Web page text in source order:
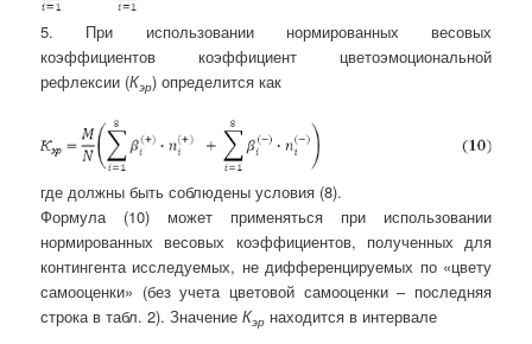
5. При использовании нормированных весовых
коэффициентов коэффициент цветоэмоциональной
рефлексии (Кэр) определится как
где должны быть соблюдены условия (8).
Формула (10) может применяться при использовании
нормированных весовых коэффициентов, полученных для
контингента исследуемых, не дифференцируемых по «цвету
самооценки» (без учета цветовой самооценки – последняя
строка в табл. 2). ЗначениеКэр находится в интервале